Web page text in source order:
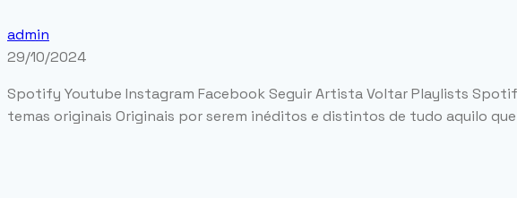
admin
29/10/2024
Spotify Youtube Instagram Facebook Seguir Artista Voltar Playlists
temas originais Originais por serem inéditos e distintos de tudo aquilo